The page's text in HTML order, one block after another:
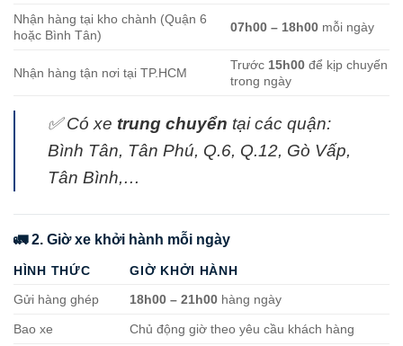
Nhận hàng tại kho chành (Quận 6
hoặc Bình Tân)
07h00 – 18h00 mỗi ngày
Nhận hàng tận nơi tại TP.HCM
Trước 15h00 để kịp chuyến
trong ngày
✅ Có xe trung chuyển tại các quận:
Bình Tân, Tân Phú, Q.6, Q.12, Gò Vấp,
Tân Bình,…
🚛 2. Giờ xe khởi hành mỗi ngày
HÌNH THỨC
GIỜ KHỞI HÀNH
Gửi hàng ghép
18h00 – 21h00 hàng ngày
Bao xe Chủ động giờ theo yêu cầu khách hàng